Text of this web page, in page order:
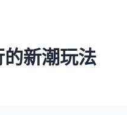
新潮玩法